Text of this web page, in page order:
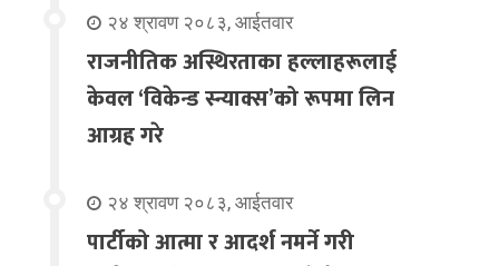
२४ श्रावण २०८३, आईतवार
राजनीतिक अस्थिरताका हल्लाहरूलाई
केवल ‘विकेन्ड स्न्याक्स’को रूपमा लिन
आग्रह गरे
२४ श्रावण २०८३, आईतवार
पार्टीको आत्मा र आदर्श नमर्ने गरी